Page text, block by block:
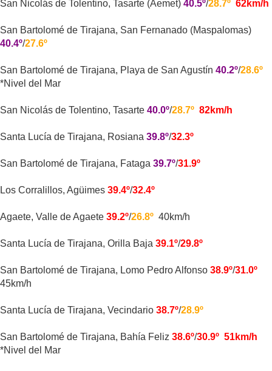
San Nicolás de Tolentino, Tasarte (Aemet) 40.5º/28.7º 62km/h
San Bartolomé de Tirajana, San Fernanado (Maspalomas)
40.4º/27.6º
San Bartolomé de Tirajana, Playa de San Agustín 40.2º/28.6º
*Nivel del Mar
San Nicolás de Tolentino, Tasarte 40.0º/28.7º 82km/h
Santa Lucía de Tirajana, Rosiana 39.8º/32.3º
San Bartolomé de Tirajana, Fataga 39.7º/31.9º
Los Corralillos, Agüimes 39.4º/32.4º
Agaete, Valle de Agaete 39.2º/26.8º 40km/h
Santa Lucía de Tirajana, Orilla Baja 39.1º/29.8º
San Bartolomé de Tirajana, Lomo Pedro Alfonso 38.9º/31.0º
45km/h
Santa Lucía de Tirajana, Vecindario 38.7º/28.9º
San Bartolomé de Tirajana, Bahía Feliz 38.6º/30.9º 51km/h
*Nivel del Mar